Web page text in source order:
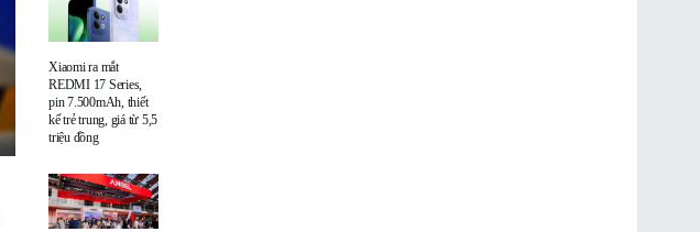
Xiaomi ra mắt
REDMI 17 Series,
pin 7.500mAh, thiết
kế trẻ trung, giá từ 5,5
triệu đồng